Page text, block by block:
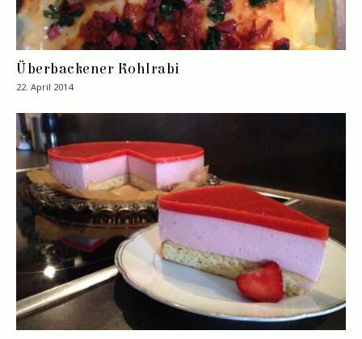
Überbackener Kohlrabi
22. April 2014